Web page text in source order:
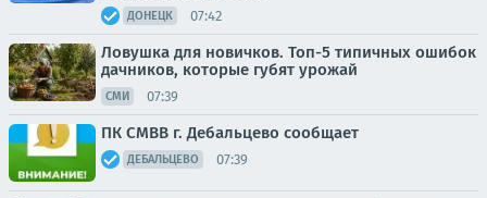
ДОНЕЦК 07:42
Ловушка для новичков. Топ-5 типичных ошибок
дачников, которые губят урожай
СМИ 07:39
ПК СМВВ г. Дебальцево сообщает
ДЕБАЛЬЦЕВО 07:39